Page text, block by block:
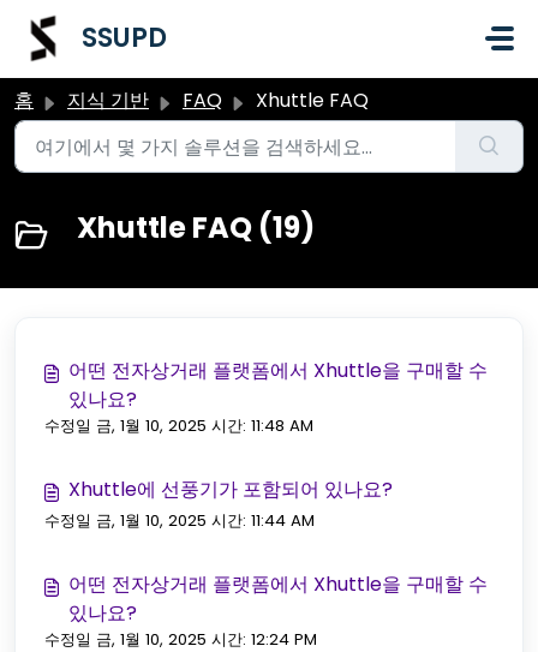
주요 콘텐츠로 건너뛰기
SSUPD
홈 지식 기반 FAQ Xhuttle FAQ
Xhuttle FAQ (19)
어떤 전자상거래 플랫폼에서 Xhuttle을 구매할 수
있나요?
수정일 금, 1월 10, 2025 시간: 11:48 AM
Xhuttle에 선풍기가 포함되어 있나요?
수정일 금, 1월 10, 2025 시간: 11:44 AM
어떤 전자상거래 플랫폼에서 Xhuttle을 구매할 수
있나요?
수정일 금, 1월 10, 2025 시간: 12:24 PM